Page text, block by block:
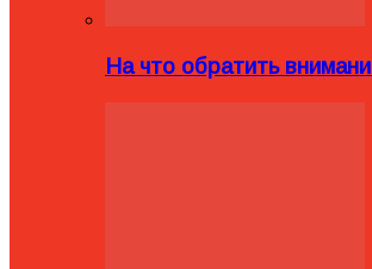
На что обратить